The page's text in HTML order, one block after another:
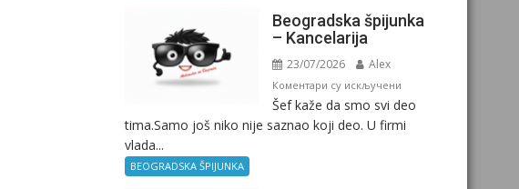
Beogradska špijunka
– Kancelarija
23/07/2026 Alex
Коментари су искљученина
Beogradska
špijunka
Šef kaže da smo svi deo
tima.Samo još niko nije saznao koji deo. U firmi
vlada...
BEOGRADSKA ŠPIJUNKA